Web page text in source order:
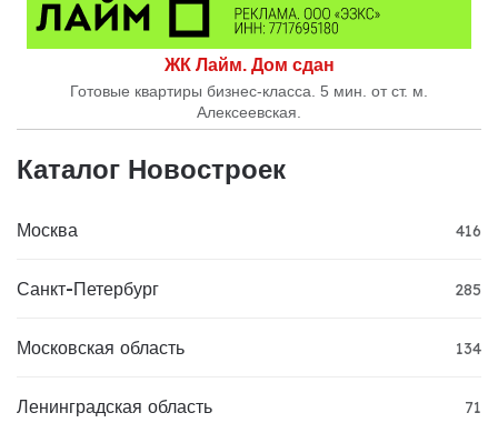
ЖК Лайм. Дом сдан
Готовые квартиры бизнес-класса. 5 мин. от ст. м.
Алексеевская.
Каталог Новостроек
Москва 416
Санкт-Петербург 285
Московская область 134
Ленинградская область 71